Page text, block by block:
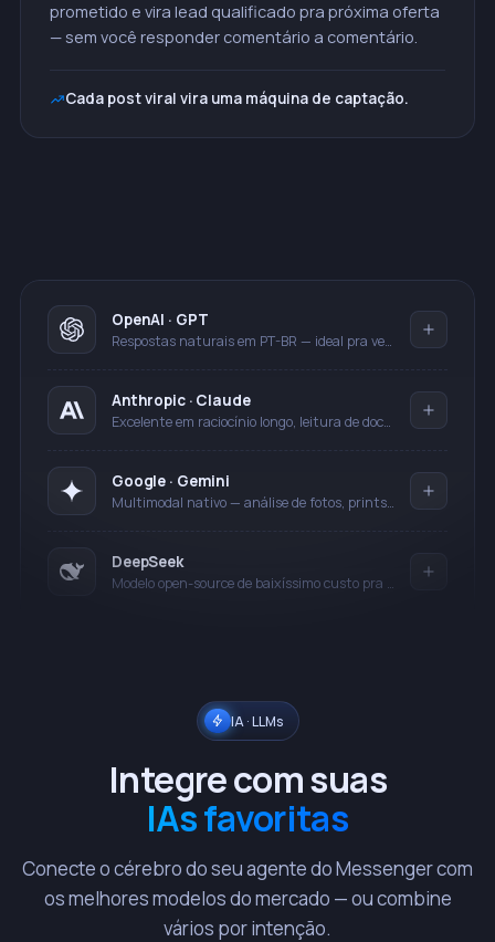
prometido e vira lead qualificado pra próxima oferta
— sem você responder comentário a comentário.
Cada post viral vira uma máquina de captação.
OpenAI · GPT
Respostas naturais em PT-BR — ideal pra vendas e atendimento de e-commerce.
Anthropic · Claude
Excelente em raciocínio longo, leitura de documentos e qualificação rica.
Google · Gemini
Multimodal nativo — análise de fotos, prints e mídia recebida no Messenger.
DeepSeek
Modelo open-source de baixíssimo custo pra alto volume de mensagens.
IA · LLMs
Integre com suas
IAs favoritas
Conecte o cérebro do seu agente do Messenger com
os melhores modelos do mercado — ou combine
vários por intenção.